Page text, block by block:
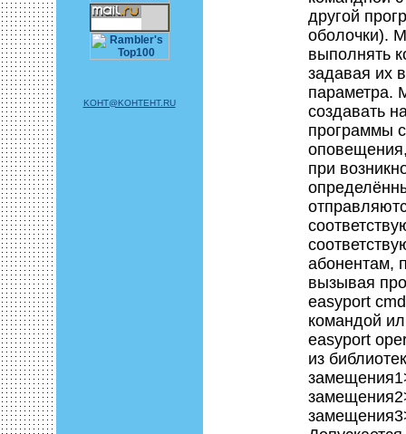
KOHT@KOHTEHT.RU
другой
оболочки).
выполнять
задавая их
параметра.
создавать
программы
при
абонентам,
вызывая
easyport
командой
easyport
из